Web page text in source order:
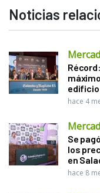
Noticias
edificio
hace 4
Se
los
en
hace 8